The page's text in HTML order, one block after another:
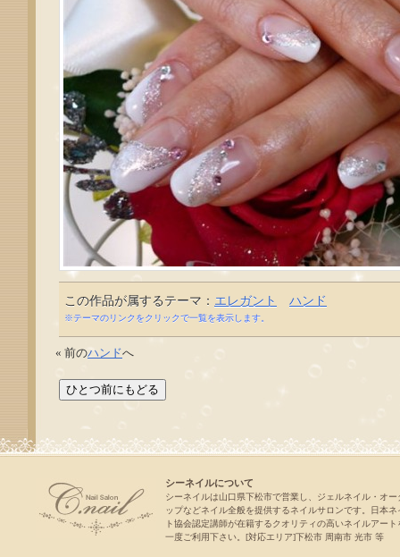
この作品が属するテーマ： エレガント ハンド
※テーマのリンクをクリックで一覧を表示します。
« 前のハンドへ
シーネイルについて
シーネイルは山口県下松市で営業し、ジェルネイル・オー
ップなどネイル全般を提供するネイルサロンです。日本ネ
ト協会認定講師が在籍するクオリティの高いネイルアート
一度ご利用下さい。[対応エリア]下松市 周南市 光市 等